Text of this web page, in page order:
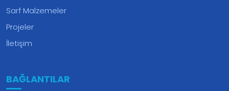
Sarf Malzemeler
Projeler
İletişim
BAĞLANTILAR